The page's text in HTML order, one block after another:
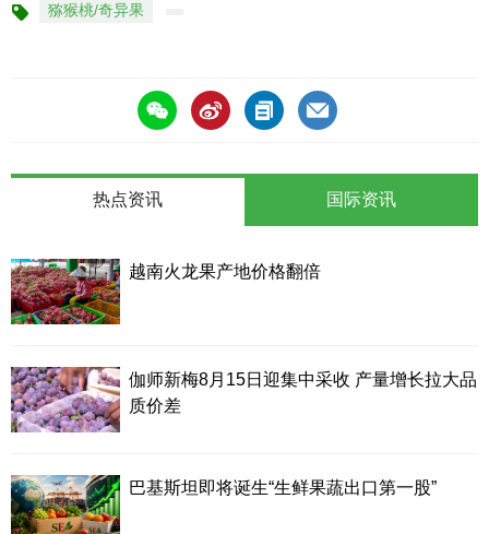
标 猕猴桃/奇异果
热点资讯
越南火龙果产地价格翻倍
伽师新梅8月15日迎集中采收 产量增长拉大品
质价差
巴基斯坦即将诞生“生鲜果蔬出口第一股”
国际资讯